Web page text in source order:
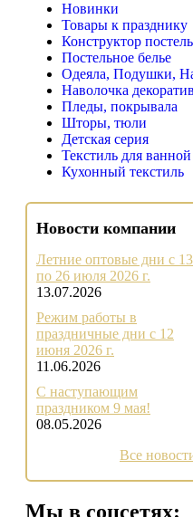
Новинки
Товары к празднику
Конструктор
Постельное белье
Одеяла, Подушки,
Наволочка
Пледы, покрывала
Шторы, тюли
Детская серия
Текстиль для ванной
Кухонный текстиль
Новости компании
Летние оптовые дни с 13
по 26 июля 2026 г.
13.07.2026
Режим работы в
праздничные дни с 12
июня 2026 г.
11.06.2026
С наступающим
праздником 9 мая!
08.05.2026
Все
Мы в соцсетях: